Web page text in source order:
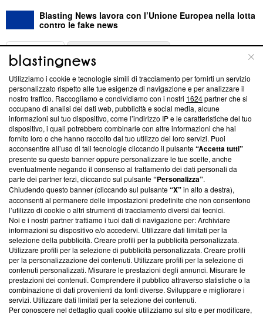
Blasting News lavora con l’Unione Europea nella lotta
contro le fake news
ABOUT
Questa sezione offre informazioni trasparenti su Blasting
News, sui nostri processi editoriali e su come ci impegniamo a
creare news di qualità. Inoltre, afferma la nostra aderenza a
‘Trust Project - News with Integrity’Blasting News non è
ancora membro del programma, ma ha richiesto di farne
parte; Trust Project non ha ancora effettuato una verifica di
conformità agli standard.
Su di noi
Team editoriale
Corporate
Redazione
Informativa Privacy
Cookie Policy
Blasting SA, IDI CHE-247.845.224, Via Carlo Frasca, 3 - 6900
Utilizziamo i cookie e tecnologie simili di tracciamento per fornirti un servizio
personalizzato rispetto alle tue esigenze di navigazione e per analizzare il
nostro traffico. Raccogliamo e condividiamo con i nostri 1624partner che si
occupano di analisi dei dati web, pubblicità e social media, alcune
informazioni sul tuo dispositivo, come l’indirizzo IP e le caratteristiche del tuo
dispositivo, i quali potrebbero combinarle con altre informazioni che hai
fornito loro o che hanno raccolto dal tuo utilizzo dei loro servizi. Puoi
acconsentire all’uso di tali tecnologie cliccando il pulsante“Accetta tutti”
presente su questo banner oppure personalizzare le tue scelte, anche
eventualmente negando il consenso al trattamento dei dati personali da
parte dei partner terzi, cliccando sul pulsante“Personalizza”.
Chiudendo questo banner (cliccando sul pulsante“X”in alto a destra),
acconsenti al permanere delle impostazioni predefinite che non consentono
l’utilizzo di cookie o altri strumenti di tracciamento diversi dai tecnici.
Noi e i nostri partner trattiamo i tuoi dati di navigazione per: Archiviare
informazioni su dispositivo e/o accedervi. Utilizzare dati limitati per la
selezione della pubblicità. Creare profili per la pubblicità personalizzata.
Utilizzare profili per la selezione di pubblicità personalizzata. Creare profili
per la personalizzazione dei contenuti. Utilizzare profili per la selezione di
contenuti personalizzati. Misurare le prestazioni degli annunci. Misurare le
prestazioni dei contenuti. Comprendere il pubblico attraverso statistiche o la
combinazione di dati provenienti da fonti diverse. Sviluppare e migliorare i
servizi. Utilizzare dati limitati per la selezione dei contenuti.
Per conoscere nel dettaglio quali cookie utilizziamo sul sito e per modificare,